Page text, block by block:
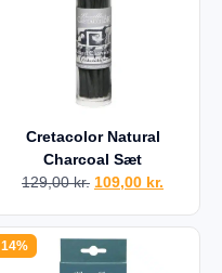
Cretacolor Natural
Charcoal Sæt
129,00kr. 109,00 kr.
14%